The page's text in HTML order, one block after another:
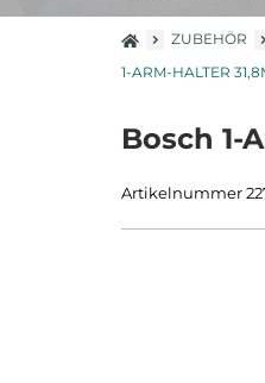
ZUBEHÖR
1-ARM-HALTER
Bosch 1-
Artikelnummer